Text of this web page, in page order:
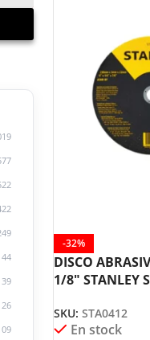
-32%
DISCO
1/8″ STANLEY
SKU:STA0412
En stock